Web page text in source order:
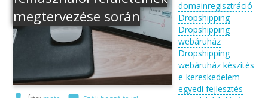
megtervezése során
domainregisztráció
Dropshipping
Dropshipping
webáruház
Dropshipping
webáruház készítés
e-kereskedelem
egyedi fejlesztés